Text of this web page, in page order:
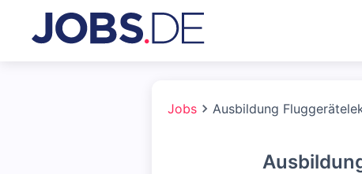
Jobs Ausbildung